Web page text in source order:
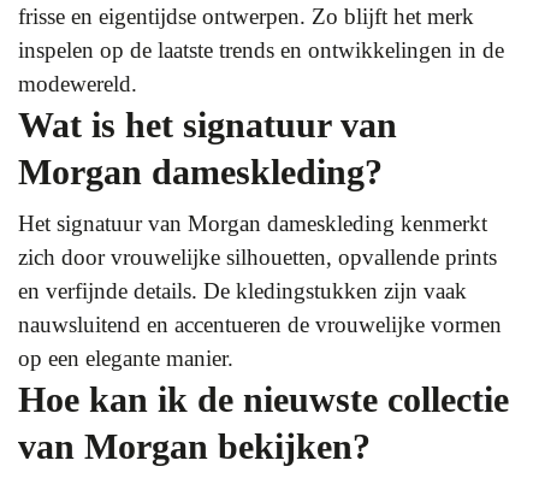
frisse en eigentijdse ontwerpen. Zo blijft het merk
inspelen op de laatste trends en ontwikkelingen in de
modewereld.
Wat is het signatuur van
Morgan dameskleding?
Het signatuur van Morgan dameskleding kenmerkt
zich door vrouwelijke silhouetten, opvallende prints
en verfijnde details. De kledingstukken zijn vaak
nauwsluitend en accentueren de vrouwelijke vormen
op een elegante manier.
Hoe kan ik de nieuwste collectie
van Morgan bekijken?